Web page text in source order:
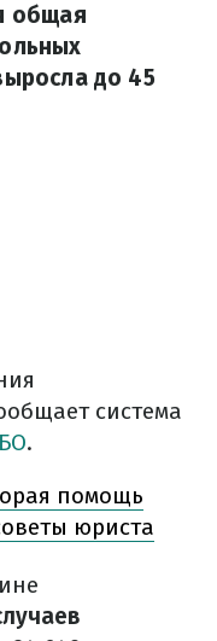
общая
до 45
система
.
помощь
юриста